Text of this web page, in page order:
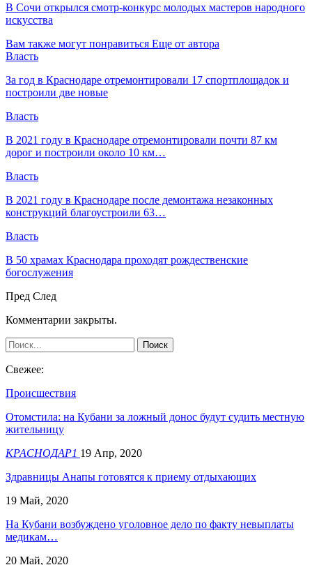
В Сочи открылся смотр-конкурс молодых мастеров народного
искусства
Вам также могут понравиться Еще от автора
Власть
За год в Краснодаре отремонтировали 17 спортплощадок и
построили две новые
Власть
В 2021 году в Краснодаре отремонтировали почти 87 км
дорог и построили около 10 км…
Власть
В 2021 году в Краснодаре после демонтажа незаконных
конструкций благоустроили 63…
Власть
В 50 храмах Краснодара проходят рождественские
богослужения
Пред След
Комментарии закрыты.
Свежее:
Происшествия
Отомстила: на Кубани за ложный донос будут судить местную
жительницу
КРАСНОДАР1 19 Апр, 2020
Здравницы Анапы готовятся к приему отдыхающих
19 Май, 2020
На Кубани возбуждено уголовное дело по факту невыплаты
медикам…
20 Май, 2020